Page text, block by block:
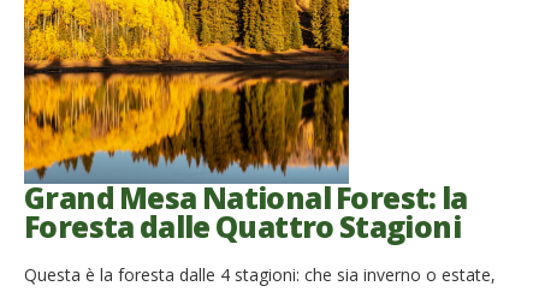
Grand Mesa National Forest: la
Foresta dalle Quattro Stagioni
Questa è la foresta dalle 4 stagioni: che sia inverno o estate,